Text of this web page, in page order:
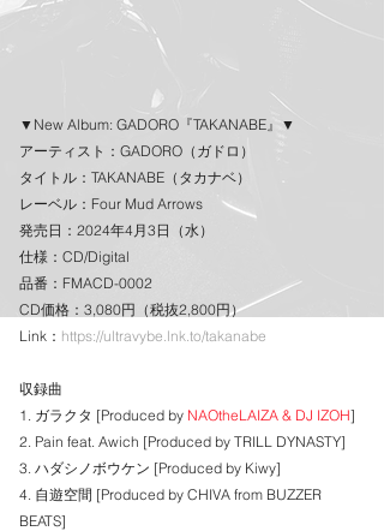
▼New Album: GADORO『TAKANABE』▼
アーティスト：GADORO（ガドロ）
タイトル：TAKANABE（タカナベ）
レーベル：Four Mud Arrows
発売日：2024年4月3日（水）
仕様：CD/Digital
品番：FMACD-0002
CD価格：3,080円（税抜2,800円）
Link： https://ultravybe.lnk.to/takanabe
収録曲
1. ガラクタ [Produced by NAOtheLAIZA & DJ IZOH]
2. Pain feat. Awich [Produced by TRILL DYNASTY]
3. ハダシノボウケン [Produced by Kiwy]
4. 自遊空間 [Produced by CHIVA from BUZZER
BEATS]